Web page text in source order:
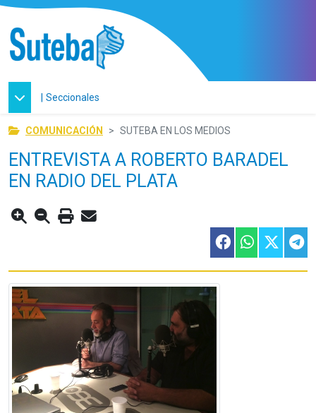
| Seccionales
COMUNICACIÓN SUTEBA EN LOS MEDIOS
ENTREVISTA A ROBERTO BARADEL
EN RADIO DEL PLATA